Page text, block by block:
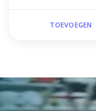
TOEVOEGEN